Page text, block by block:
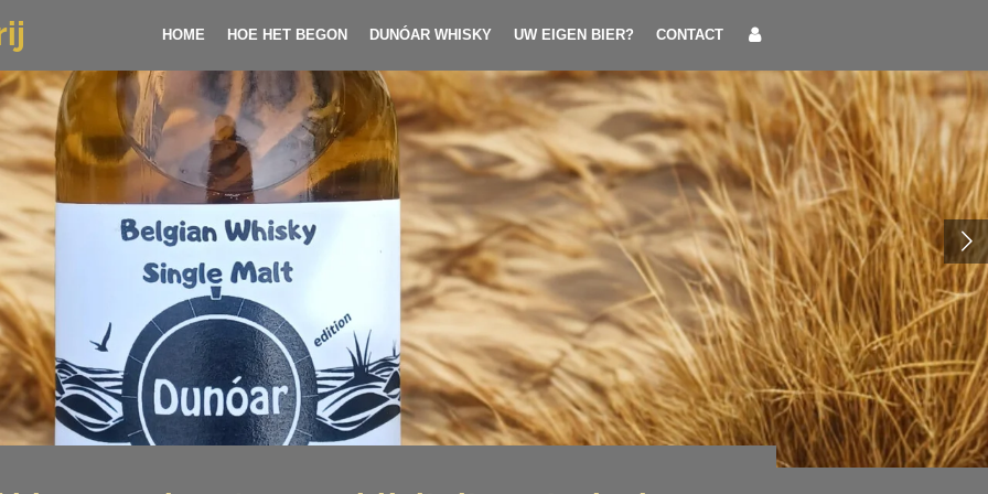
HOME HOE HET BEGON DUNÓAR WHISKY UW EIGEN BIER? CONTACT